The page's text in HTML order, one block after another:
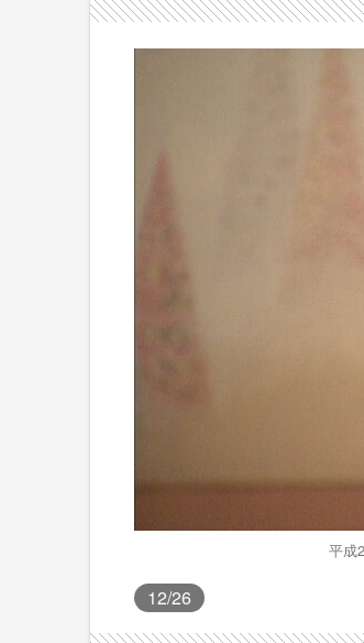
平成
12/26